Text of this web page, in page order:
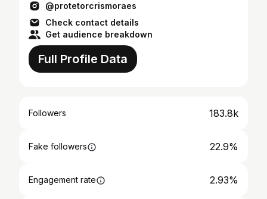
@protetorcrismoraes
Check contact details
Get audience breakdown
Full Profile Data
Followers 183.8k
Fake followers 22.9%
Engagement rate 2.93%